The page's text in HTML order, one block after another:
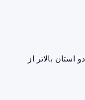
بالاتر از